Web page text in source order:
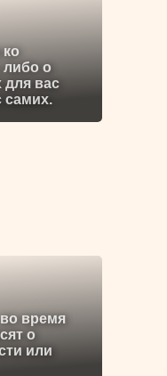
либо о
для вас
самих.
время
о
или